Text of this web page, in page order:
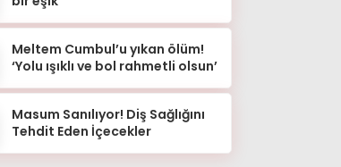
Meltem Cumbul’u yıkan ölüm!
‘Yolu ışıklı ve bol rahmetli olsun’
Masum Sanılıyor! Diş Sağlığını
Tehdit Eden İçecekler